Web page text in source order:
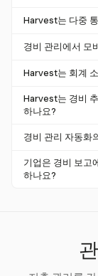
실시간 경비 추
시스템은 최대
Harvest는 다중
네, Harvest는
기업에 적합하
경비 관리에서 모
모바일 접근은
025년까지
용할 것으로 예
Harvest는 회계
Harvest는
동기화하여 재
Harvest는 경비
하나요?
Harvest는 경비
재무 책임에 도
경비 관리 자동화
경비 관리 자동
을 감소시키며,
기업은 경비 보고
하나요?
는지 확인해야